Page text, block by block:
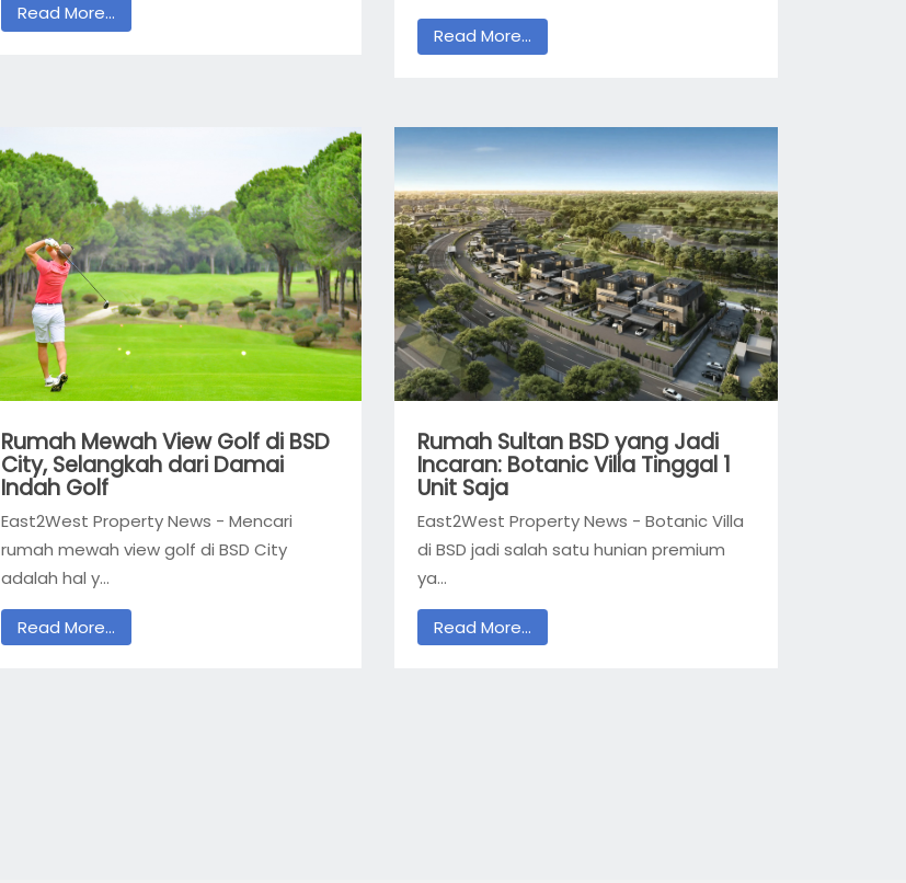
Read More...
Read More...
Rumah Mewah View Golf di BSD
City, Selangkah dari Damai
Indah Golf
East2West Property News - Mencari
rumah mewah view golf di BSD City
adalah hal y...
Read More...
Rumah Sultan BSD yang Jadi
Incaran: Botanic Villa Tinggal 1
Unit Saja
East2West Property News - Botanic Villa
di BSD jadi salah satu hunian premium
ya...
Read More...